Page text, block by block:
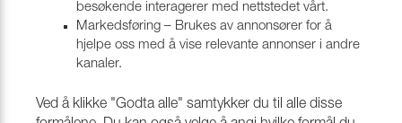
besøkende interagerer med nettstedet vårt.
Markedsføring – Brukes av annonsører for å
hjelpe oss med å vise relevante annonser i andre
kanaler.
Ved å klikke "Godta alle" samtykker du til alle disse